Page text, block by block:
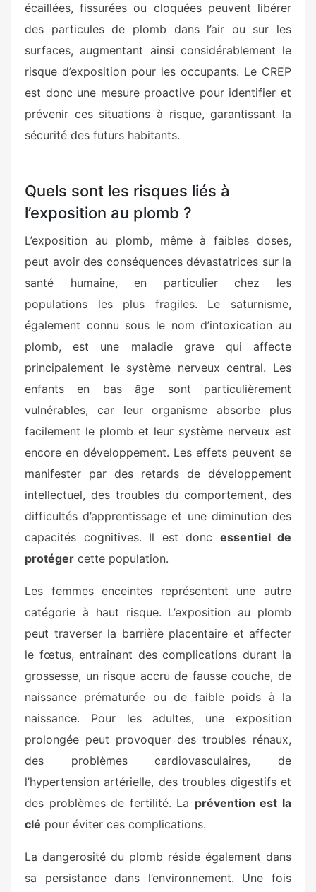
écaillées, fissurées ou cloquées peuvent libérer
des particules de plomb dans l’air ou sur les
surfaces, augmentant ainsi considérablement le
risque d’exposition pour les occupants. Le CREP
est donc une mesure proactive pour identifier et
prévenir ces situations à risque, garantissant la
sécurité des futurs habitants.
Quels sont les risques liés à
l’exposition au plomb ?
L’exposition au plomb, même à faibles doses,
peut avoir des conséquences dévastatrices sur la
santé humaine, en particulier chez les
populations les plus fragiles. Le saturnisme,
également connu sous le nom d’intoxication au
plomb, est une maladie grave qui affecte
principalement le système nerveux central. Les
enfants en bas âge sont particulièrement
vulnérables, car leur organisme absorbe plus
facilement le plomb et leur système nerveux est
encore en développement. Les effets peuvent se
manifester par des retards de développement
intellectuel, des troubles du comportement, des
difficultés d’apprentissage et une diminution des
capacités cognitives. Il est donc essentiel de
protéger cette population.
Les femmes enceintes représentent une autre
catégorie à haut risque. L’exposition au plomb
peut traverser la barrière placentaire et affecter
le fœtus, entraînant des complications durant la
grossesse, un risque accru de fausse couche, de
naissance prématurée ou de faible poids à la
naissance. Pour les adultes, une exposition
prolongée peut provoquer des troubles rénaux,
des problèmes cardiovasculaires, de
l’hypertension artérielle, des troubles digestifs et
des problèmes de fertilité. La prévention est la
clé pour éviter ces complications.
La dangerosité du plomb réside également dans
sa persistance dans l’environnement. Une fois